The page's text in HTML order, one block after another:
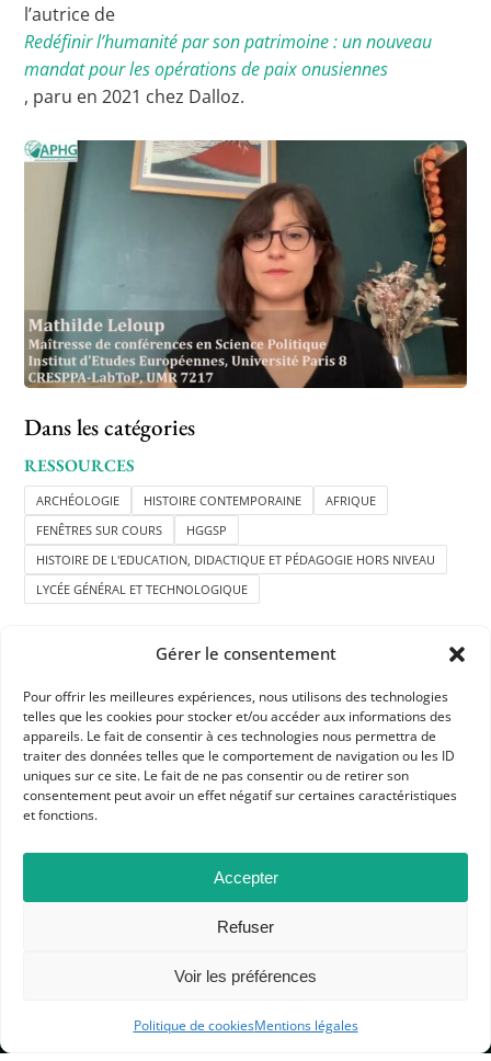
Gérer le consentement
Pour offrir les meilleures expériences, nous utilisons des technologies
telles que les cookies pour stocker et/ou accéder aux informations des
appareils. Le fait de consentir à ces technologies nous permettra de
traiter des données telles que le comportement de navigation ou les ID
uniques sur ce site. Le fait de ne pas consentir ou de retirer son
consentement peut avoir un effet négatif sur certaines caractéristiques
et fonctions.
Accepter
Refuser
Voir les préférences
Politique de cookiesMentions légales
l’autrice de
Redéfinir l’humanité par son patrimoine : un nouveau
mandat pour les opérations de paix onusiennes
, paru en 2021 chez Dalloz.
Dans les catégories
RESSOURCES
ARCHÉOLOGIE HISTOIRE CONTEMPORAINE
AFRIQUE
FENÊTRES SUR COURS
HGGSP
HISTOIRE DE L'EDUCATION, DIDACTIQUE ET PÉDAGOGIE HORS NIVEAU
LYCÉE GÉNÉRAL ET TECHNOLOGIQUE
APHG
Association des professeurs d'histoire et géographie
+ 33 0(1) 42 33 62 37
BP 6541 – 75065 Paris Cedex 02
MENTIONS LÉGALES